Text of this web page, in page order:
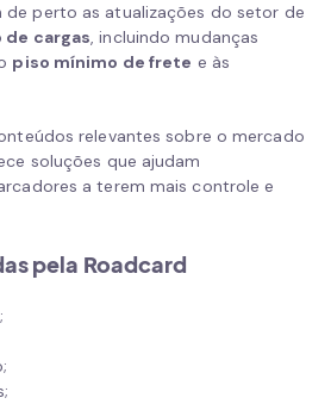
de perto as atualizações do setor de
de cargas, incluindo mudanças
piso mínimo de frete e às
relevantes sobre o mercado
soluções que ajudam
a terem mais controle e
pela Roadcard